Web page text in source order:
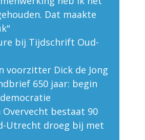
Dat maakte
bij Tijdschrift Oud-
voorzitter Dick de Jong
650 jaar: begin
bestaat 90
Utrecht droeg bij met